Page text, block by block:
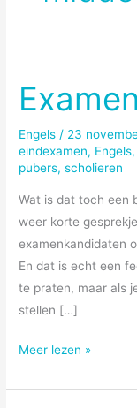
Engels / 23
eindexamen, Engels
pubers,scholieren
Wat is dat toch een
weer korte
examenkandidaten
En dat is echt een
te praten, maar als
stellen […]
Examenjaar
Meer lezen »